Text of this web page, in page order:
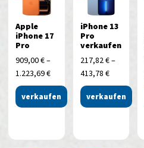
Apple
iPhone 17
Pro
909,00€–
1.223,69€
verkaufen
iPhone 13
Pro
verkaufen
217,82€–
413,78 €
verkaufen